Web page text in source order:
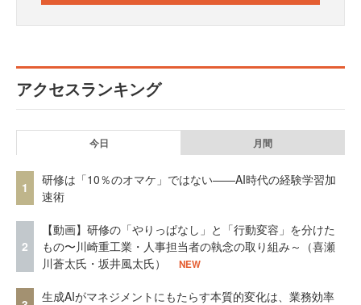
アクセスランキング
今日 月間
1
研修は「10％のオマケ」ではない——AI時代の経験学習加
速術
2
【動画】研修の「やりっぱなし」と「行動変容」を分けた
もの〜川崎重工業・人事担当者の執念の取り組み～（喜瀬
川蒼太氏・坂井風太氏）
NEW
生成AIがマネジメントにもたらす本質的変化は、業務効率